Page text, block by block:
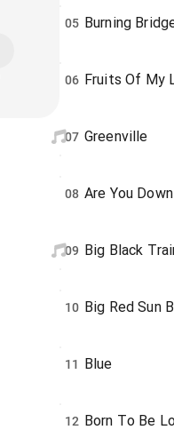
05 Burning
06 Fruits Of My
07 Greenville
08 Are You Down
09 Big Black
10 Big Red Sun
11 Blue
12 Born To Be